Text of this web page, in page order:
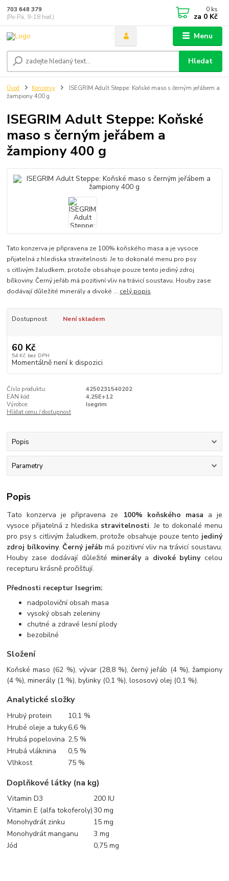
Menu
Hledat
703 648 379
(Po-Pá, 9-18 hod.)
0 ks
za 0 Kč
Úvod Konzervy
ISEGRIM Adult Steppe: Koňské maso s černým jeřábem a
žampiony 400 g
ISEGRIM Adult Steppe: Koňské
maso s černým jeřábem a
žampiony 400 g
Tato konzerva je připravena ze 100% koňského masa a je vysoce
přijatelná z hlediska stravitelnosti. Je to dokonalé menu pro psy
s citlivým žaludkem, protože obsahuje pouze tento jediný zdroj
bílkoviny. Černý jeřáb má pozitivní vliv na trávicí soustavu. Houby zase
dodávají důležité minerály a divoké ... celý popis
Dostupnost Není skladem
60 Kč
54 Kč bez DPH
Momentálně není k dispozici
Číslo produktu:
4250231540202
EAN kód:
4,25E+12
Výrobce:
Isegrim
Hlídat cenu / dostupnost
Popis
Parametry
Popis
Tato konzerva je připravena ze 100% koňského masa a je
vysoce přijatelná z hlediska stravitelnosti. Je to dokonalé menu
pro psy s citlivým žaludkem, protože obsahuje pouze tento jediný
zdroj bílkoviny.Černý jeřáb má pozitivní vliv na trávicí soustavu.
Houby zase dodávají důležité minerálya divoké bylinycelou
recepturu krásně pročišťují.
Přednosti receptur Isegrim:
nadpoloviční obsah masa
vysoký obsah zeleniny
chutné a zdravé lesní plody
bezobilné
Složení
Koňské maso (62 %), vývar (28,8 %), černý jeřáb (4 %), žampiony
(4 %), minerály (1 %), bylinky (0,1 %), lososový olej (0,1 %).
Analytické složky
Hrubý protein
10,1 %
Hrubé oleje a tuky6,6 %
Hrubá popelovina 2,5 %
Hrubá vláknina
0,5 %
Vlhkost
75 %
Doplňkové látky (na kg)
Vitamin D3
200 IU
Vitamin E (alfa tokoferoly)30 mg
Monohydrát zinku
15 mg
Monohydrát manganu
3 mg
Jód
0,75 mg